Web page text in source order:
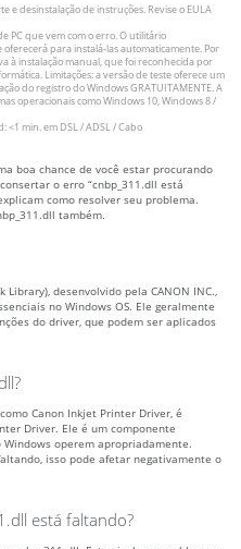
e desinstalaçãode instruções. Revise o EULA
PC que vem com o erro. O utilitário
para instalá-las automaticamente. Por
à instalação manual, que foi reconhecida por
Limitações: a versão de teste oferece um
do registro do Windows GRATUITAMENTE. A
operacionais como Windows 10, Windows 8 /
min. em DSL / ADSL / Cabo
boa chance de você estar procurando
o erro “cnbp_311.dll está
como resolver seu problema.
também.
Library), desenvolvido pela CANON INC.,
no Windows OS. Ele geralmente
do driver, que podem ser aplicados
Canon Inkjet Printer Driver, é
Driver. Ele é um componente
operem apropriadamente.
isso pode afetar negativamente o
está faltando?